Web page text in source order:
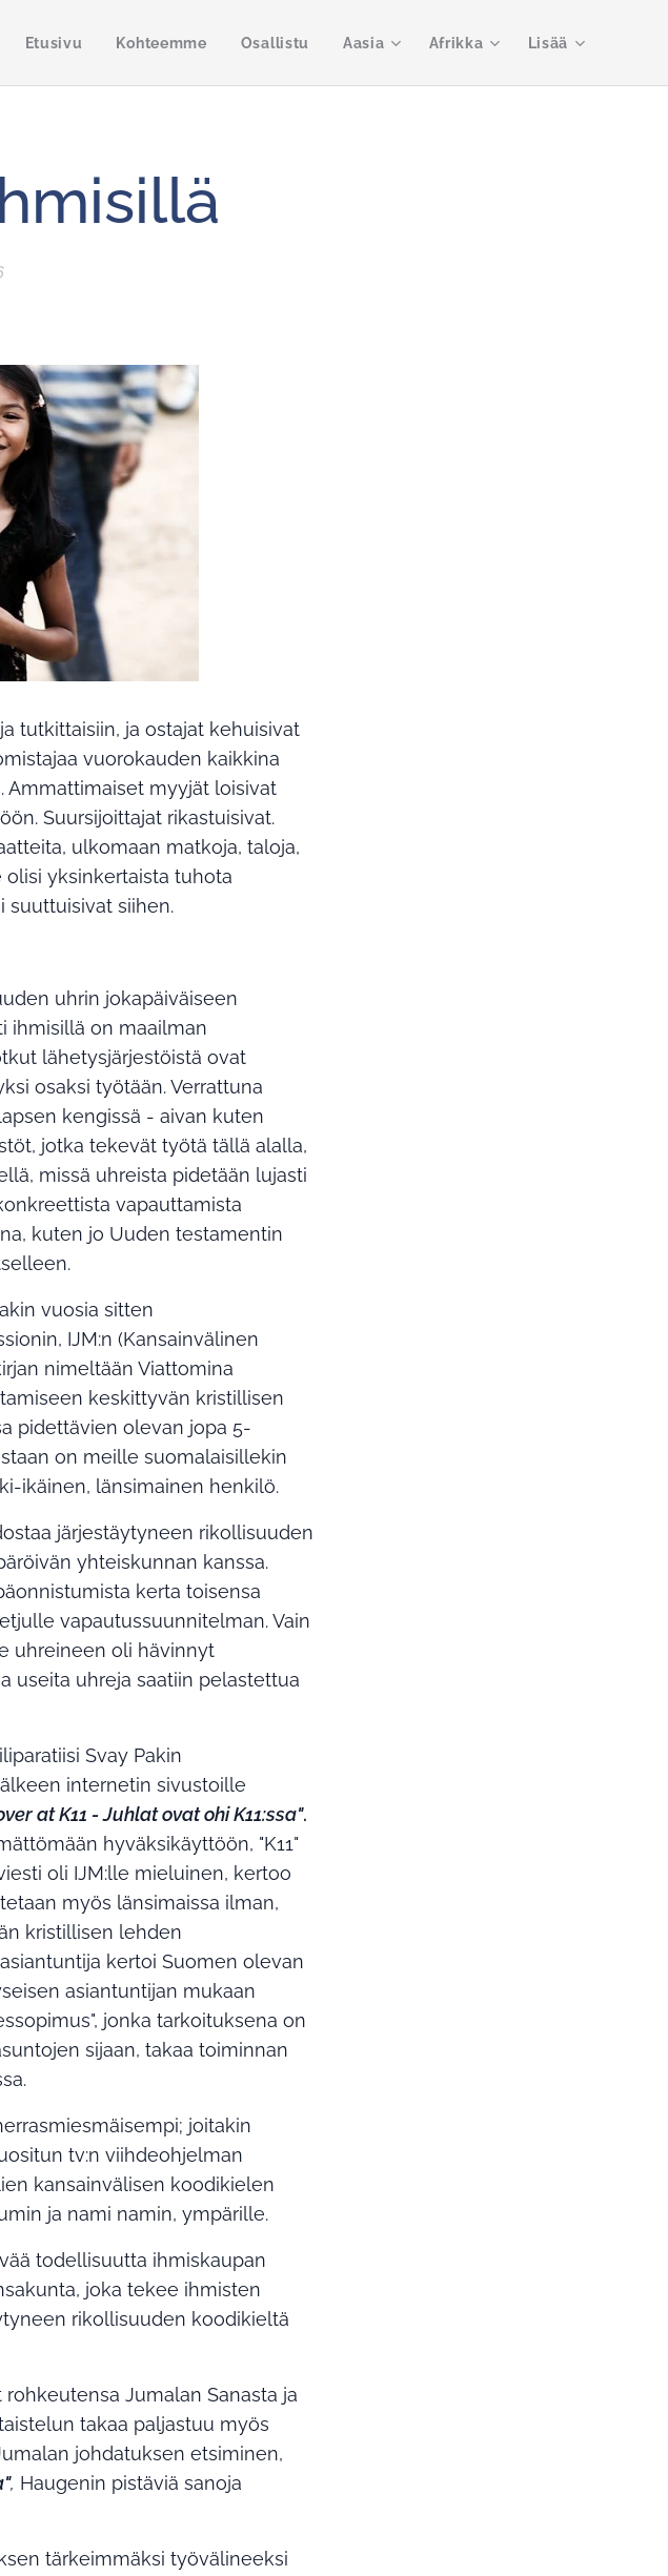
Etusivu Kohteemme Osallistu Aasia Afrikka Lisää
tutkittaisiin, ja ostajat kehuisivat
vuorokauden kaikkina
Ammattimaiset myyjät loisivat
Suursijoittajat rikastuisivat.
ulkomaan matkoja, taloja,
olisi yksinkertaista tuhota
suuttuisivat siihen.
uhrin jokapäiväiseen
ihmisillä on maailman
lähetysjärjestöistä ovat
osaksi työtään. Verrattuna
kengissä - aivan kuten
jotka tekevät työtä tällä alalla,
missä uhreista pidetään lujasti
vapauttamista
kuten jo Uuden testamentin
vuosia sitten
IJM:n (Kansainvälinen
nimeltään Viattomina
keskittyvän kristillisen
pidettävien olevan jopa 5-
on meille suomalaisillekin
ikäinen, länsimainen henkilö.
järjestäytyneen rikollisuuden
yhteiskunnan kanssa.
kerta toisensa
vapautussuunnitelman. Vain
uhreineen oli hävinnyt
useita uhreja saatiin pelastettua
Svay Pakin
internetin sivustoille
at K11 - Juhlat ovat ohi K11:ssa".
hyväksikäyttöön, "K11"
oli IJM:lle mieluinen, kertoo
myös länsimaissa ilman,
kristillisen lehden
kertoi Suomen olevan
asiantuntijan mukaan
jonka tarkoituksena on
sijaan, takaa toiminnan
joitakin
tv:n viihdeohjelman
kansainvälisen koodikielen
ja nami namin, ympärille.
todellisuutta ihmiskaupan
joka tekee ihmisten
rikollisuuden koodikieltä
Jumalan Sanasta ja
takaa paljastuu myös
johdatuksen etsiminen,
, Haugenin pistäviä sanoja
tärkeimmäksi työvälineeksi